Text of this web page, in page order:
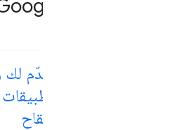
نقدّم
اللقاح